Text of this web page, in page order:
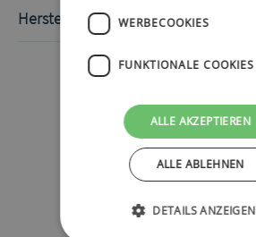
Hersteller-Informationen
WERBECOOKIES
FUNKTIONALE COOKIES
ALLE AKZEPTIEREN
ALLE ABLEHNEN
DETAILS ANZEIGEN